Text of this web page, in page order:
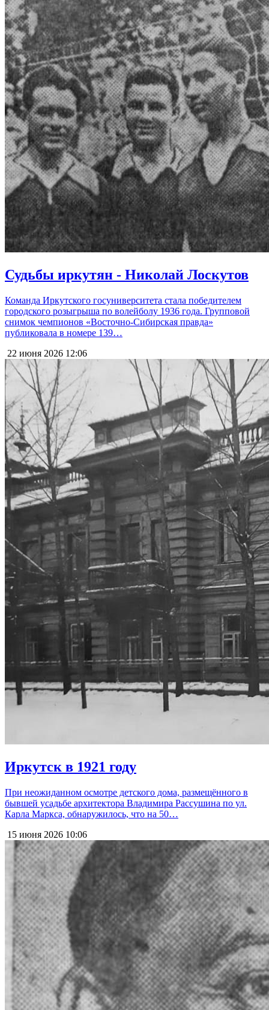
Судьбы иркутян - Николай Лоскутов
Команда Иркутского госуниверситета стала победителем
городского розыгрыша по волейболу 1936 года. Групповой
снимок чемпионов «Восточно-Сибирская правда»
публиковала в номере 139…
22 июня 2026 12:06
Иркутск в 1921 году
При неожиданном осмотре детского дома, размещённого в
бывшей усадьбе архитектора Владимира Рассушина по ул.
Карла Маркса, обнаружилось, что на 50…
15 июня 2026 10:06